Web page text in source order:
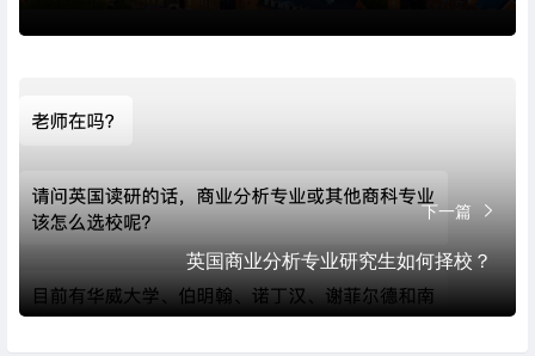
下一篇
英国商业分析专业研究生如何择校？